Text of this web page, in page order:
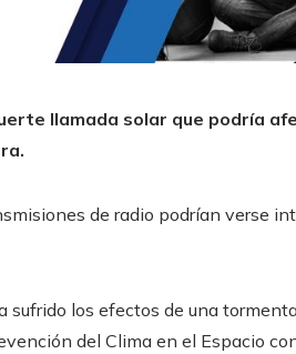
llamada solar que podría
de radio podrían verse
sufrido los efectos de una
del Clima en el Espacio